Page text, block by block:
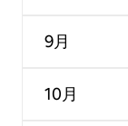
9月
10月